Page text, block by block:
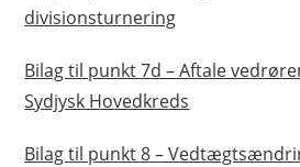
divisionsturnering
Bilag til punkt 7d – Aftale
Sydjysk Hovedkreds
Bilag til punkt 8 –